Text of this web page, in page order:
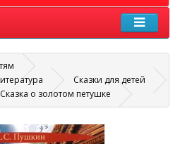
Сказки для детей
о золотом петушке